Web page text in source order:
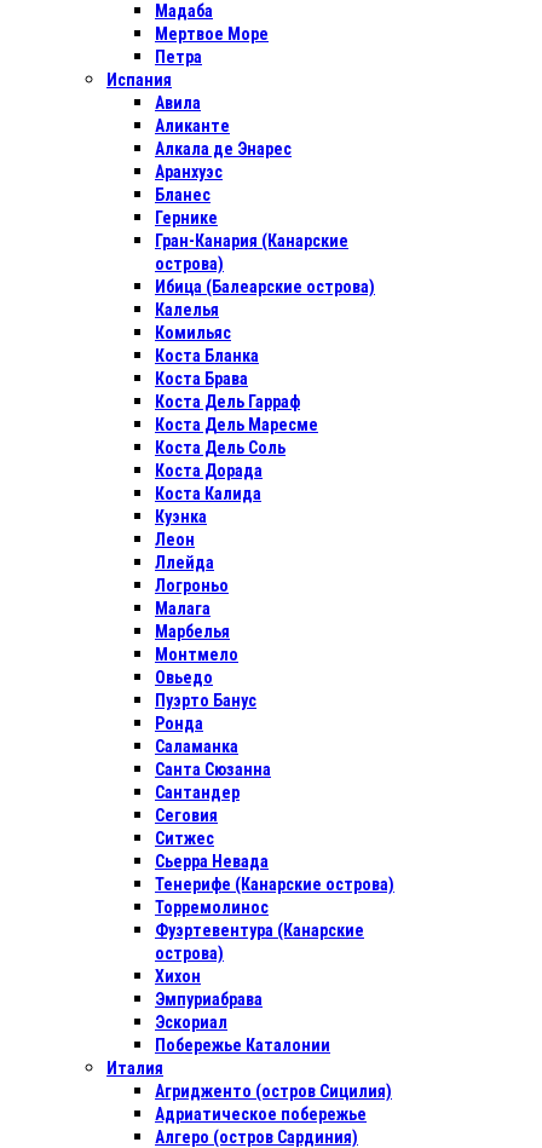
Мадаба
Мертвое Море
Петра
Испания
Авила
Аликанте
Алкала де Энарес
Аранхуэс
Бланес
Гернике
Гран-Канария (Канарские
острова)
Ибица (Балеарские острова)
Калелья
Комильяс
Коста Бланка
Коста Брава
Коста Дель Гарраф
Коста Дель Маресме
Коста Дель Соль
Коста Дорада
Коста Калида
Куэнка
Леон
Ллейда
Логроньо
Малага
Марбелья
Монтмело
Овьедо
Пуэрто Банус
Ронда
Саламанка
Санта Сюзанна
Сантандер
Сеговия
Ситжес
Сьерра Невада
Тенерифе (Канарские острова)
Торремолинос
Фуэртевентура (Канарские
острова)
Хихон
Эмпуриабрава
Эскориал
Побережье Каталонии
Италия
Агридженто (остров Сицилия)
Адриатическое побережье
Алгеро (остров Сардиния)